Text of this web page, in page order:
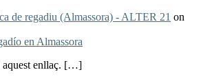
de regadiu (Almassora) - ALTER 21 on
en Almassora
enllaç. […]